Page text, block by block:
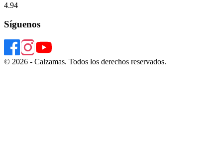
4.94
Síguenos
© 2026 - Calzamas. Todos los derechos reservados.